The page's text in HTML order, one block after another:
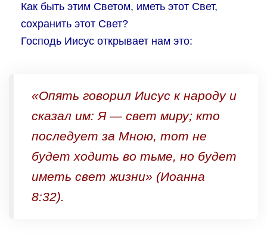
Как быть этим Светом, иметь этот Свет,
сохранить этот Свет?
Господь Иисус открывает нам это:
«Опять говорил Иисус к народу и
сказал им: Я — свет миру; кто
последует за Мною, тот не
будет ходить во тьме, но будет
иметь свет жизни» (Иоанна
8:32).